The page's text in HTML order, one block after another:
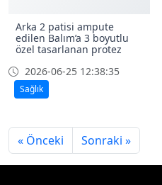
Arka 2 patisi ampute
edilen Balım’a 3 boyutlu
özel tasarlanan protez
2026-06-25 12:38:35
Sağlık
« Önceki Sonraki »